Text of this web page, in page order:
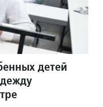
детей